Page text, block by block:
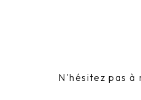
N'hésitez pas à